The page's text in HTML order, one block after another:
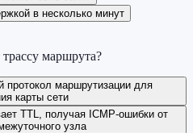
в несколько минут
маршрута?
протокол маршрутизации для
карты сети
TTL, получая ICMP-ошибки от
узла